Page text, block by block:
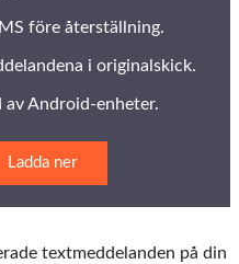
före återställning.
i originalskick.
Android-enheter.
Ladda ner
textmeddelanden på din